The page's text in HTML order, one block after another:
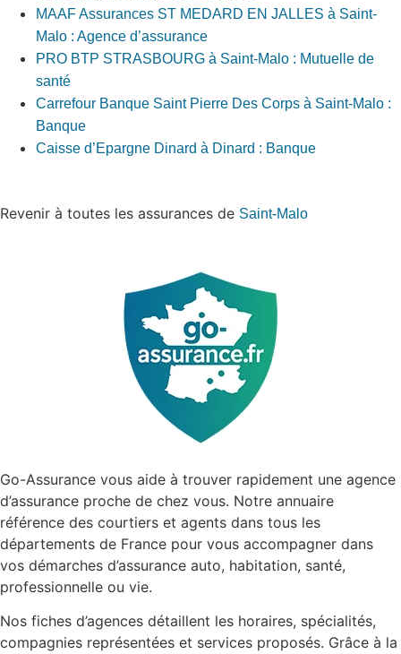
MAAF Assurances ST MEDARD EN JALLES à Saint-
Malo : Agence d’assurance
PRO BTP STRASBOURG à Saint-Malo : Mutuelle de
santé
Carrefour Banque Saint Pierre Des Corps à Saint-Malo :
Banque
Caisse d’Epargne Dinard à Dinard : Banque
Revenir à toutes les assurances de Saint-Malo
Go-Assurance vous aide à trouver rapidement une agence
d’assurance proche de chez vous. Notre annuaire
référence des courtiers et agents dans tous les
départements de France pour vous accompagner dans
vos démarches d’assurance auto, habitation, santé,
professionnelle ou vie.
Nos fiches d’agences détaillent les horaires, spécialités,
compagnies représentées et services proposés. Grâce à la